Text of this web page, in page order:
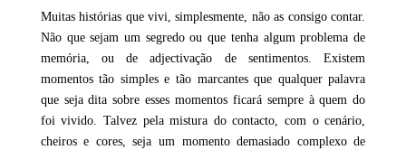
Muitas histórias que vivi, simplesmente, não as consigo contar.
Não que sejam um segredo ou que tenha algum problema de
memória, ou de adjectivação de sentimentos. Existem
momentos tão simples e tão marcantes que qualquer palavra
que seja dita sobre esses momentos ficará sempre à quem do
foi vivido. Talvez pela mistura do contacto, com o cenário,
cheiros e cores, seja um momento demasiado complexo de